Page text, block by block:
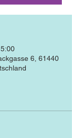
6, 61440